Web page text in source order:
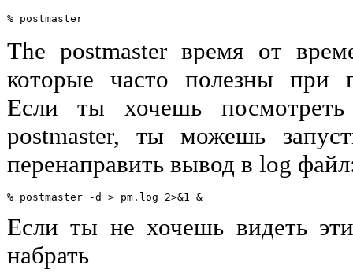
% postmaster
The postmasterвремя от
которые часто полезны при
Если ты хочешь
postmaster, ты можешь
перенаправить вывод в log
% postmaster -d > pm.log 2>&1 &
Если ты не хочешь видеть
набрать